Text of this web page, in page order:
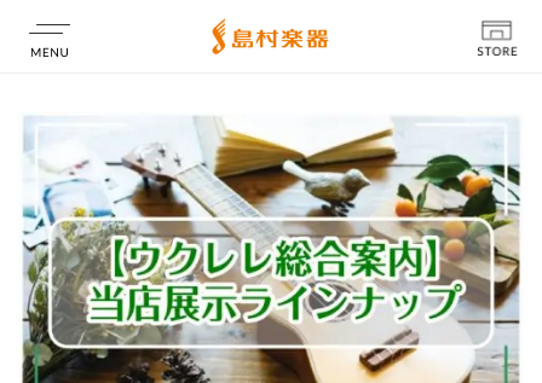
店舗情報